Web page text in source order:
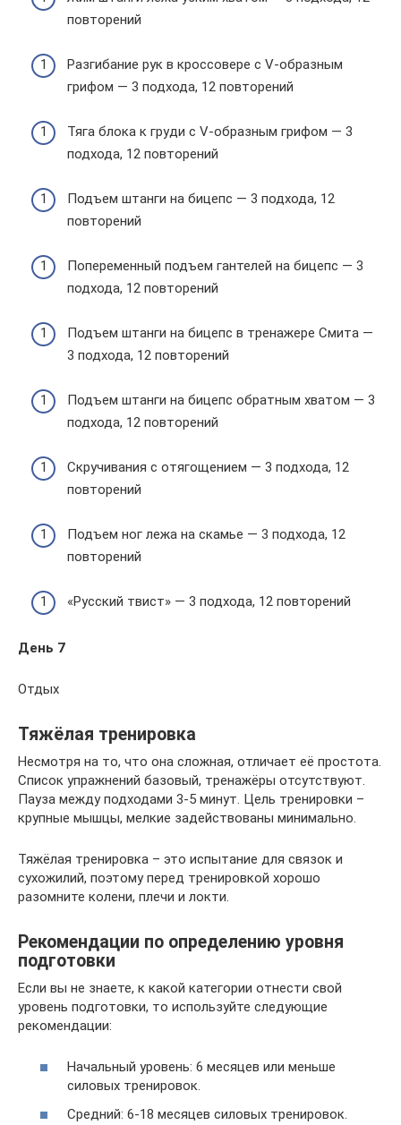
повторений
Разгибание рук в кроссовере с V-образным
грифом — 3 подхода, 12 повторений
Тяга блока к груди с V-образным грифом — 3
подхода, 12 повторений
Подъем штанги на бицепс — 3 подхода, 12
повторений
Попеременный подъем гантелей на бицепс — 3
подхода, 12 повторений
Подъем штанги на бицепс в тренажере Смита —
3 подхода, 12 повторений
Подъем штанги на бицепс обратным хватом — 3
подхода, 12 повторений
Скручивания с отягощением — 3 подхода, 12
повторений
Подъем ног лежа на скамье — 3 подхода, 12
повторений
«Русский твист» — 3 подхода, 12 повторений
День 7
Отдых
Тяжёлая тренировка
Несмотря на то, что она сложная, отличает её простота.
Список упражнений базовый, тренажёры отсутствуют.
Пауза между подходами 3-5 минут. Цель тренировки –
крупные мышцы, мелкие задействованы минимально.
Тяжёлая тренировка – это испытание для связок и
сухожилий, поэтому перед тренировкой хорошо
разомните колени, плечи и локти.
Рекомендации по определению уровня
подготовки
Если вы не знаете, к какой категории отнести свой
уровень подготовки, то используйте следующие
рекомендации:
Начальный уровень: 6 месяцев или меньше
силовых тренировок.
Средний: 6-18 месяцев силовых тренировок.